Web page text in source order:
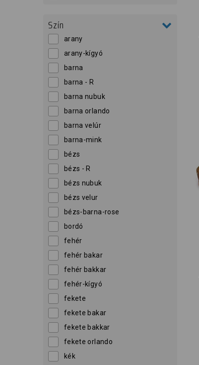
Szín
arany
arany-kígyó
barna
barna - R
barna nubuk
barna orlando
barna velúr
barna-mink
bézs
bézs - R
bézs nubuk
bézs velur
bézs-barna-rose
bordó
fehér
fehér bakar
fehér bakkar
fehér-kígyó
fekete
fekete bakar
fekete bakkar
fekete orlando
kék